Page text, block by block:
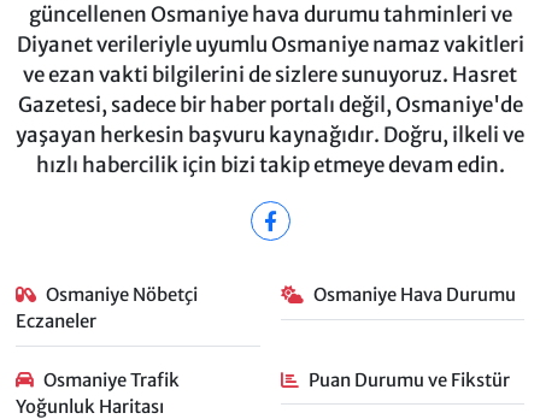
güncellenen Osmaniye hava durumu tahminleri ve
Diyanet verileriyle uyumlu Osmaniye namaz vakitleri
ve ezan vakti bilgilerini de sizlere sunuyoruz. Hasret
Gazetesi, sadece bir haber portalı değil, Osmaniye'de
yaşayan herkesin başvuru kaynağıdır. Doğru, ilkeli ve
hızlı habercilik için bizi takip etmeye devam edin.
Osmaniye Nöbetçi
Eczaneler
Osmaniye Hava Durumu
Osmaniye Trafik
Yoğunluk Haritası
Puan Durumu ve Fikstür